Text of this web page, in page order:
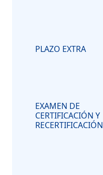
PLAZO EXTRA
EXAMEN DE
CERTIFICACIÓN Y
RECERTIFICACIÓN